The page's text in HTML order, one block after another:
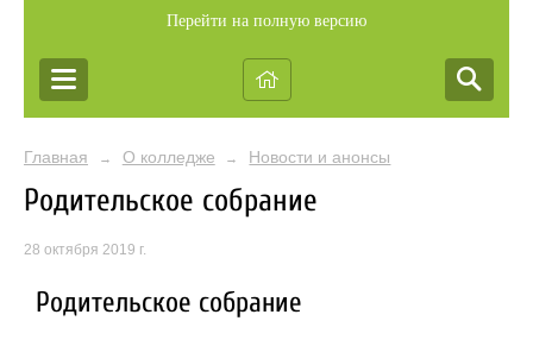
Перейти на полную версию
Главная → О колледже → Новости и анонсы
Родительское собрание
28 октября 2019 г.
Родительское собрание